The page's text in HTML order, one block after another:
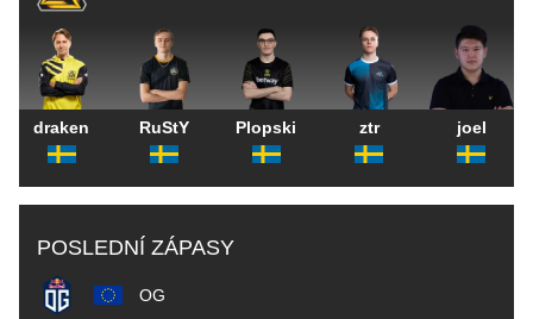
draken RuStY Plopski ztr joel
POSLEDNÍ ZÁPASY
OG